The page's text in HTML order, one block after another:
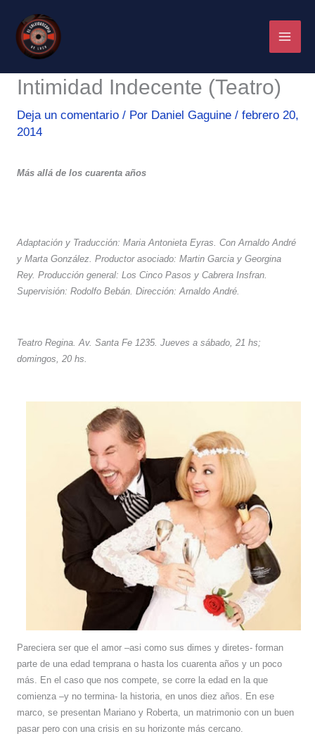
contenido
Intimidad Indecente (Teatro)
Deja un comentario / Por Daniel Gaguine / febrero 20,
2014
Más allá de los cuarenta años
Adaptación y Traducción: Maria Antonieta Eyras. Con Arnaldo André
y Marta González. Productor asociado: Martin Garcia y Georgina
Rey. Producción general: Los Cinco Pasos y Cabrera Insfran.
Supervisión: Rodolfo Bebán. Dirección: Arnaldo André.
Teatro Regina. Av. Santa Fe 1235. Jueves a sábado, 21 hs;
domingos, 20 hs.
Pareciera ser que el amor –asi como sus dimes y diretes- forman
parte de una edad temprana o hasta los cuarenta años y un poco
más. En el caso que nos compete, se corre la edad en la que
comienza –y no termina- la historia, en unos diez años. En ese
marco, se presentan Mariano y Roberta, un matrimonio con un buen
pasar pero con una crisis en su horizonte más cercano.